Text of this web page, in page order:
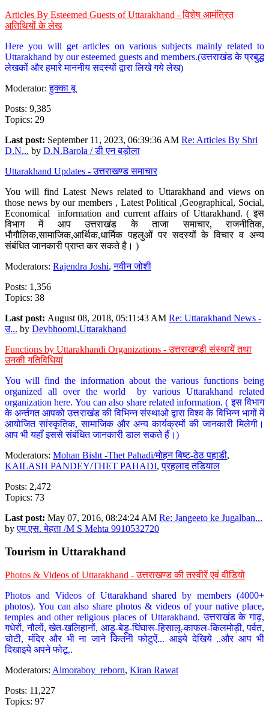
Articles By Esteemed Guests of Uttarakhand - विशेष आमंत्रित
अतिथियों के लेख
Here you will get articles on various subjects mainly related to
Uttarakhand by our esteemed guests and members.(उत्तराखंड के प्रबुद्ध
लेखकों और हमारे माननीय सदस्यों द्वारा लिखे गये लेख)
Moderator:हुक्का बू
Posts: 9,385
Topics: 29
Last post: September 11, 2023, 06:39:36 AM Re: Articles By Shri
D.N... by D.N.Barola / डी एन बड़ोला
Uttarakhand Updates - उत्तराखण्ड समाचार
You will find Latest News related to Uttarakhand and views on
those news by our members , Latest Political ,Geographical, Social,
Economical information and current affairs of Uttarakhand. ( इस
विभाग में आप उत्तराखंड के ताजा समाचार, राजनीतिक,
भौगौलिक,सामाजिक,आर्थिक,धार्मिक पहलुओं पर सदस्यों के विचार व अन्य
संबंधित जानकारी प्राप्त कर सकते है। )
Moderators: Rajendra Joshi,नवीन जोशी
Posts: 1,356
Topics: 38
Last post: August 08, 2018, 05:11:43 AM Re: Uttarakhand News -
उ... by Devbhoomi,Uttarakhand
Functions by Uttarakhandi Organizations - उत्तराखण्डी संस्थायें तथा
उनकी गतिविधियां
You will find the information about the various functions being
organized all over the world by various Uttarakhand related
organization here. You can also share related information. ( इस विभाग
के अर्न्तगत आपको उत्तराखंड की विभिन्न संस्थाओ द्वारा विश्व के विभिन्न भागों में
आयोजित सांस्कृतिक, सामाजिक और अन्य कार्यक्रमों की जानकारी मिलेगी।
आप भी यहाँ इससे संबंधित जानकारी डाल सकते हैं।)
Moderators: Mohan Bisht -Thet Pahadi/मोहन बिष्ट-ठेठ पहाडी,
KAILASH PANDEY/THET PAHADI,प्रहलाद तडियाल
Posts: 2,472
Topics: 73
Last post: May 07, 2016, 08:24:24 AM Re: Jangeeto ke Jugalban...
byएम.एस. मेहता /M S Mehta 9910532720
Tourism in Uttarakhand
Photos & Videos of Uttarakhand - उत्तराखण्ड की तस्वीरें एवं वीडियो
Photos and Videos of Uttarakhand shared by members (4000+
photos). You can also share photos & videos of your native place,
temples and other religious places of Uttarakhand. उत्तराखंड के गाढ़,
गधेरों, नौलों, खेत-खलिहानों, आड़ू-बेड़ू-घिंघारू-हिसालू-काफल-किलमोड़ी, पर्वत,
चोटी, मंदिर और भी ना जाने कितनी फोटुऐं... आइये देखिये ..और आप भी
दिखाइये अपने फोटू..
Moderators: Almoraboy_reborn, Kiran Rawat
Posts: 11,227
Topics: 97